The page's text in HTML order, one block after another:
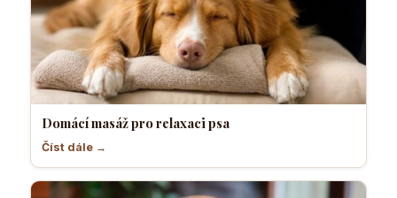
Domácí masáž pro relaxaci psa
Číst dále →